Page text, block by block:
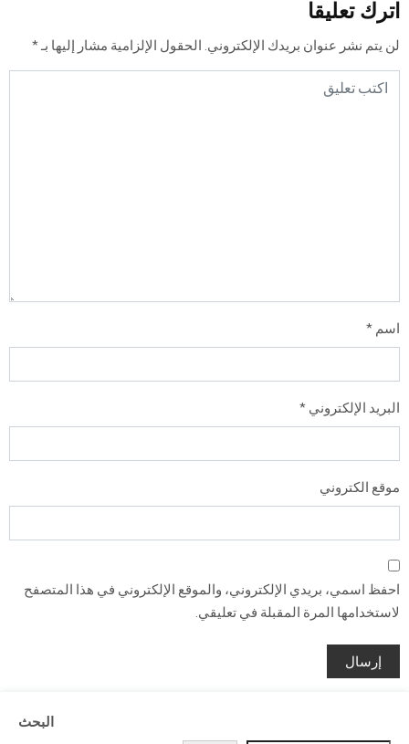
اترك تعليقا
لن يتم نشر عنوان بريدك الإلكتروني. الحقول الإلزامية مشار إليها بـ*
اسم *
البريد الإلكتروني *
موقع الكتروني
احفظ اسمي، بريدي الإلكتروني، والموقع الإلكتروني في هذا المتصفح
لاستخدامها المرة المقبلة في تعليقي.
البحث